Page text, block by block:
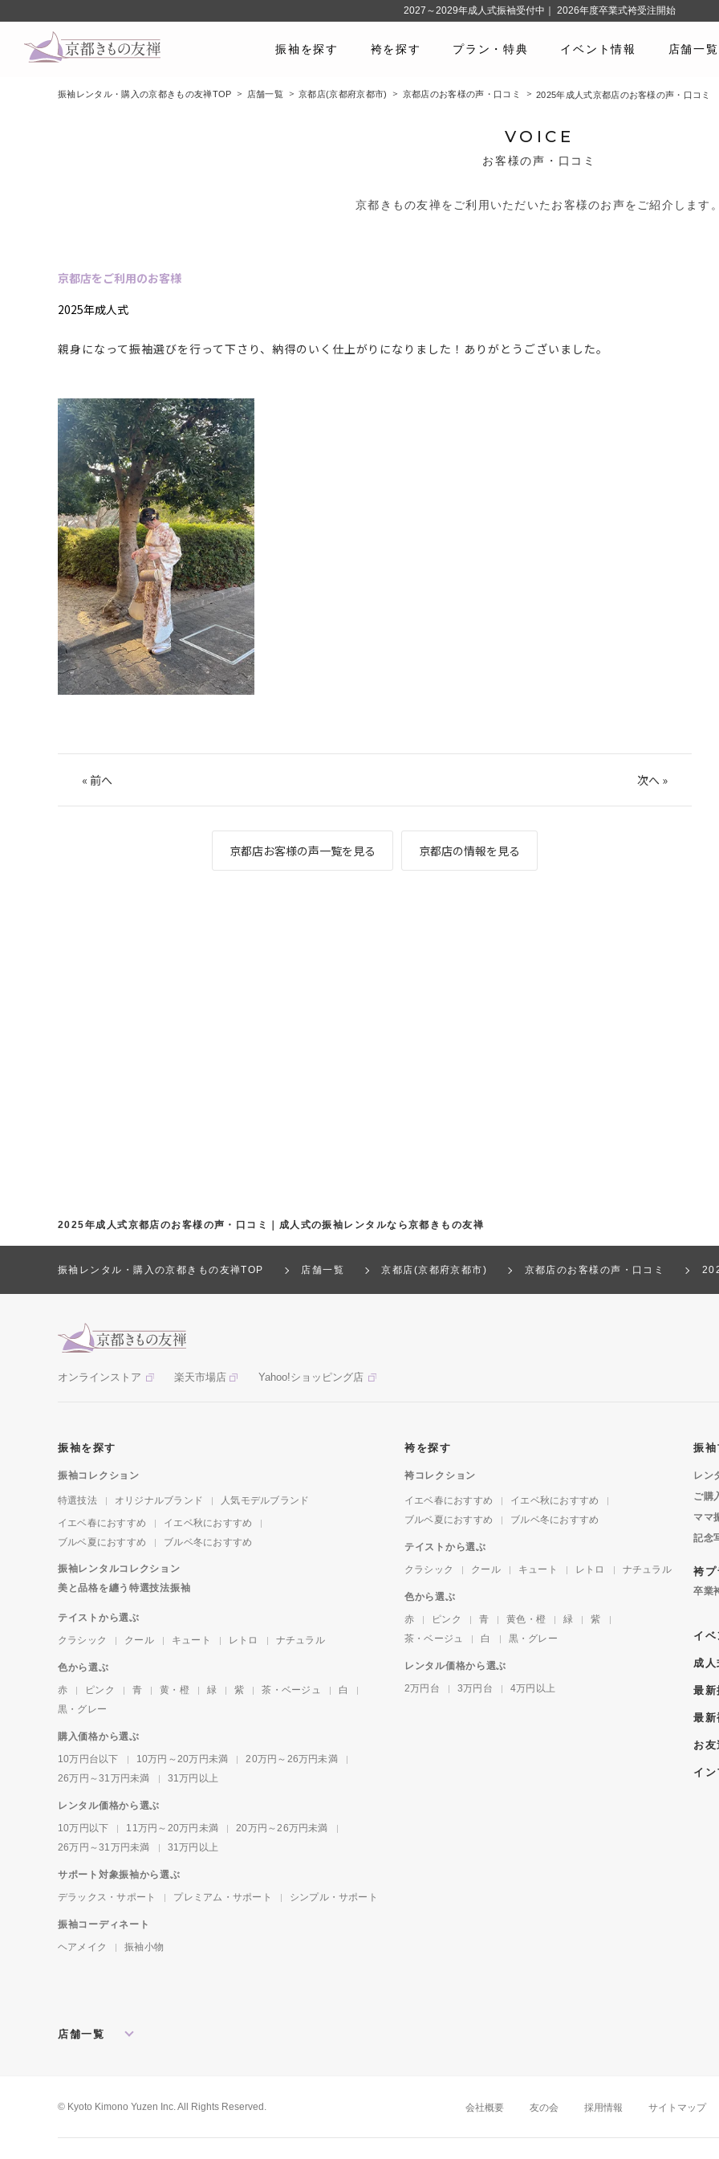
振袖を探す 袴を探す プラン・特典 イベント情報 店舗一覧
振袖レンタル・購入の京都きもの友禅TOP 店舗一覧 京都店(京都府京都市) 京都店のお客様の声・口コミ 2025年成人式京都店のお客様の声・口コミ
VOICE
お客様の声・口コミ
京都きもの友禅をご利用いただいたお客様のお声をご紹介します
京都店をご利用のお客様
2025年成人式
親身になって振袖選びを行って下さり、納得のいく仕上がりになりました！ありがとうございました。
« 前へ 次へ »
京都店お客様の声一覧を見る 京都店の情報を見る
2025年成人式京都店のお客様の声・口コミ｜成人式の振袖レンタルなら京都きもの友禅
振袖レンタル・購入の京都きもの友禅TOP 店舗一覧 京都店(京都府京都市) 京都店のお客様の声・口コミ
オンラインストア 楽天市場店 Yahoo!ショッピング店
振袖を探す
振袖コレクション
特選技法 オリジナルブランド
人気モデルブランド
イエベ春におすすめ
イエベ秋におすすめ
ブルベ夏におすすめ
ブルベ冬におすすめ
振袖レンタルコレクション
美と品格を纏う特選技法振袖
テイストから選ぶ
クラシック
クール キュート レトロ ナチュラル
色から選ぶ
赤
ピンク 青 黄・橙 緑 紫 茶・ベージュ
白
黒・グレー
購入価格から選ぶ
10万円台以下
10万円～20万円未満
20万円～26万円未満
26万円～31万円未満
31万円以上
レンタル価格から選ぶ
10万円以下
11万円～20万円未満
20万円～26万円未満
26万円～31万円未満
31万円以上
サポート対象振袖から選ぶ
デラックス・サポート
プレミアム・サポート シンプル・サポート
振袖コーディネート
ヘアメイク
振袖小物
袴を探す
袴コレクション
イエベ春におすすめ
イエベ秋におすすめ
ブルベ夏におすすめ
ブルベ冬におすすめ
テイストから選ぶ
クラシック
クール キュート レトロ ナチュラル
色から選ぶ
赤
ピンク 青 黄色・橙 緑
紫
茶・ベージュ
白 黒・グレー
レンタル価格から選ぶ
2万円台
3万円台 4万円以上
振袖
レン
ご購
ママ
記念
袴プ
卒業
イ
成
最
最
お
イ
店舗一覧
松戸店
東京本館 新宿店
八王子店
近畿
大阪難波店
京
岡山店
広島店
© Kyoto Kimono Yuzen Inc. All Rights Reserved. 会社概要 友の会 採用情報 サイトマップ
2027～2029年成人式振袖受付中｜ 2026年度卒業式袴受注開始